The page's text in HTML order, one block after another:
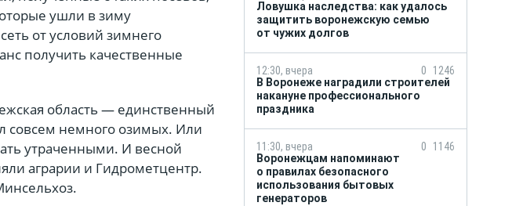
ушли в зиму
от условий зимнего
получить качественные
область — единственный
совсем немного озимых. Или
утраченными. И весной
аграрии и Гидрометцентр.
Ловушка наследства: как удалось
защитить воронежскую семью
от чужих долгов
12:30, вчера 0
1246
В Воронеже наградили строителей
накануне профессионального
праздника
11:30, вчера 0
1146
Воронежцам напоминают
о правилах безопасного
использования бытовых
генераторов